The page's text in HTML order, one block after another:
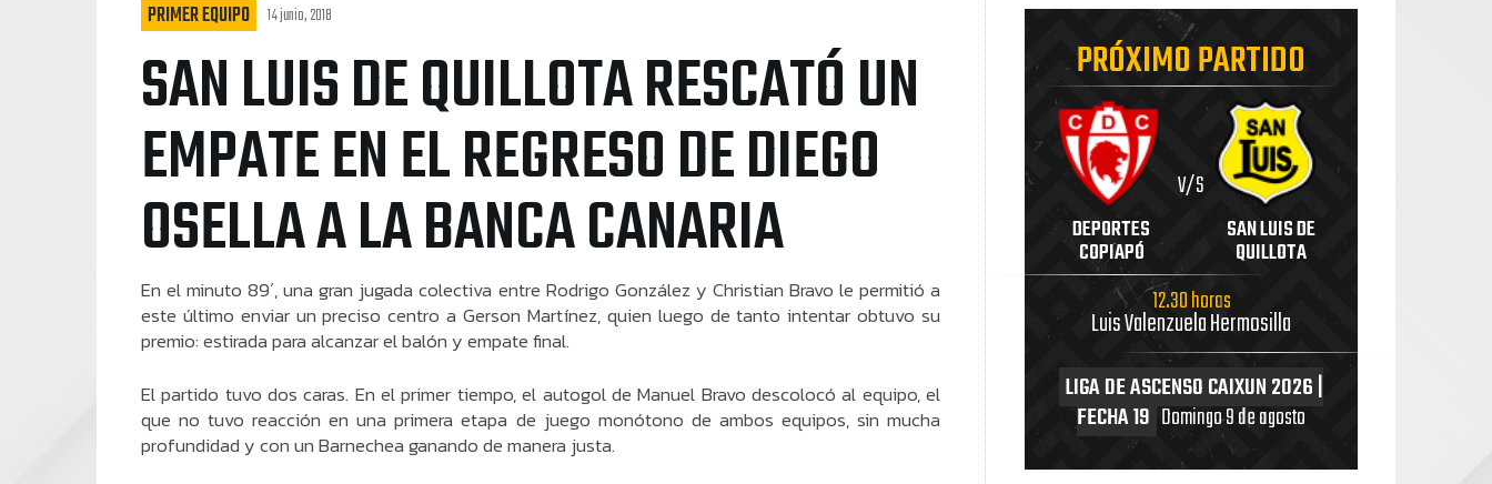
PRIMER EQUIPO 14 junio, 2018
SAN LUIS DE QUILLOTA RESCATÓ UN
EMPATE EN EL REGRESO DE DIEGO
OSELLA A LA BANCA CANARIA
En el minuto 89´, una gran jugada colectiva entre Rodrigo González y Christian Bravo le permitió a
este último enviar un preciso centro a Gerson Martínez, quien luego de tanto intentar obtuvo su
premio: estirada para alcanzar el balón y empate final.
El partido tuvo dos caras. En el primer tiempo, el autogol de Manuel Bravo descolocó al equipo, el
que no tuvo reacción en una primera etapa de juego monótono de ambos equipos, sin mucha
profundidad y con un Barnechea ganando de manera justa.
PRÓXIMO PARTIDO
DEPORTES
COPIAPÓ
V/S
SAN LUIS DE
QUILLOTA
12.30 horas
Luis Valenzuela Hermosilla
LIGA DE ASCENSO CAIXUN 2026 |
FECHA 19 Domingo 9 de agosto